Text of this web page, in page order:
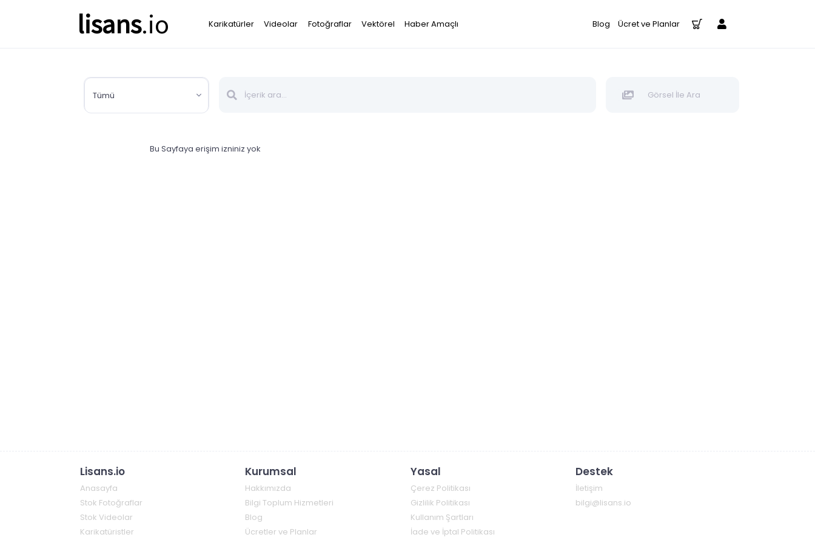
lisans.io Karikatürler Videolar Fotoğraflar Vektörel Haber Amaçlı Blog Ücret ve Planlar
Tümü Görsel İle Ara
Bu Sayfaya erişim izniniz yok
Lisans.io
Anasayfa
Stok Fotoğraflar
Stok Videolar
Karikatüristler
Kurumsal
Hakkımızda
Bilgi Toplum Hizmetleri
Blog
Ücretler ve Planlar
Yasal
Çerez Politikası
Gizlilik Politikası
Kullanım Şartları
İade ve İptal Politikası
Destek
İletişim
bilgi@lisans.io